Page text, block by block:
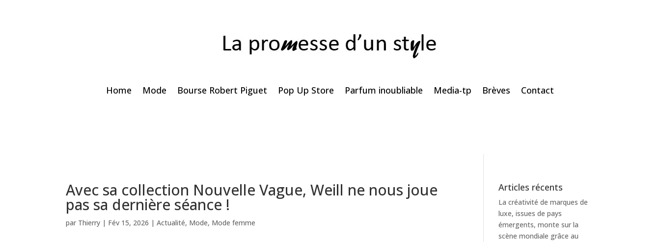
Home Mode Bourse Robert Piguet Pop Up Store Parfum inoubliable Media-tp Brèves Contact
Avec sa collection Nouvelle Vague, Weill ne nous joue
pas sa dernière séance !
par Thierry | Fév 15, 2026 |Actualité, Mode, Mode femme
Articles récents
La créativité de marques de
luxe, issues de pays
émergents, monte sur la
scène mondiale grâce au